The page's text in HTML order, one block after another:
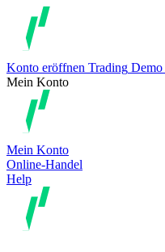
Konto eröffnen Trading Demo
Mein Konto
Mein Konto
Online-Handel
Help